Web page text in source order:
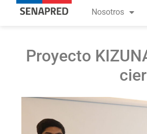
Nosotros
Proyecto